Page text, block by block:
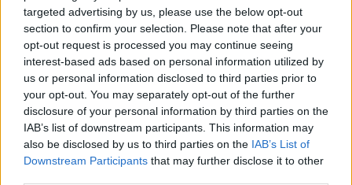
targeted advertising by us, please use the below opt-out
section to confirm your selection. Please note that after your
opt-out request is processed you may continue seeing
interest-based ads based on personal information utilized by
us or personal information disclosed to third parties prior to
your opt-out. You may separately opt-out of the further
disclosure of your personal information by third parties on the
IAB’s list of downstream participants. This information may
also be disclosed by us to third parties on the IAB’s List of
Downstream Participants that may further disclose it to other
Etiquetas
JOGOS DE AÇÃO
JOGOS DE ESTRATÉGIA